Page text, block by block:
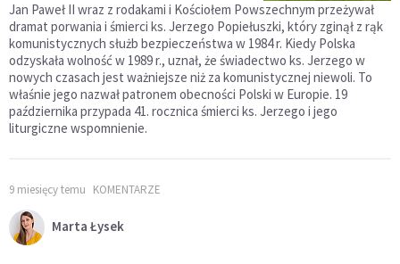
Jan Paweł II wraz z rodakami i Kościołem Powszechnym przeżywał
dramat porwania i śmierci ks. Jerzego Popiełuszki, który zginął z rąk
komunistycznych służb bezpieczeństwa w 1984 r. Kiedy Polska
odzyskała wolność w 1989 r., uznał, że świadectwo ks. Jerzego w
nowych czasach jest ważniejsze niż za komunistycznej niewoli. To
właśnie jego nazwał patronem obecności Polski w Europie. 19
października przypada 41. rocznica śmierci ks. Jerzego i jego
liturgiczne wspomnienie.
9 miesięcy temu KOMENTARZE
Marta Łysek